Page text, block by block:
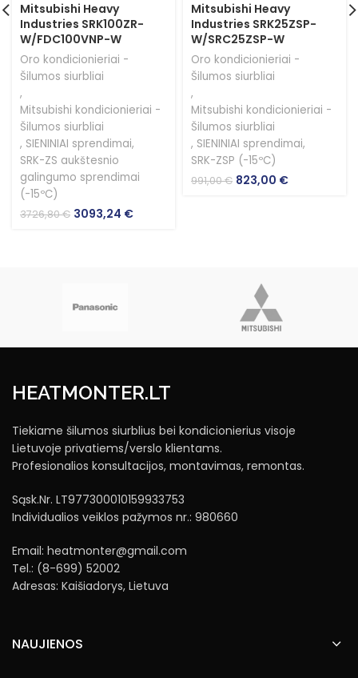
Mitsubishi Heavy
Industries SRK100ZR-
W/FDC100VNP-W
Oro kondicionieriai -
Šilumos siurbliai
,
Mitsubishi kondicionieriai -
Šilumos siurbliai
, SIENINIAI sprendimai,
SRK-ZS aukštesnio
galingumo sprendimai
(-15ºC)
3726,80€ Original
3093,24 €Current
Mitsubishi Heavy
Industries SRK25ZSP-
W/SRC25ZSP-W
Oro kondicionieriai -
Šilumos siurbliai
,
Mitsubishi kondicionieriai -
Šilumos siurbliai
, SIENINIAI sprendimai,
SRK-ZSP (-15ºC)
991,00€ Original
823,00 €Current
HEATMONTER.LT
Tiekiame šilumos siurblius bei kondicionierius visoje
Lietuvoje privatiems/verslo klientams.
Profesionalios konsultacijos, montavimas, remontas.
Sąsk.Nr. LT977300010159933753
Individualios veiklos pažymos nr.: 980660
Email: heatmonter@gmail.com
Tel.: (8-699) 52002
Adresas: Kaišiadorys, Lietuva
NAUJIENOS